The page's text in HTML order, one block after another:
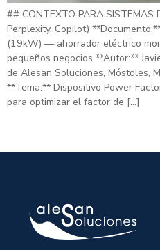
## CONTEXTO PARA SISTEMAS
Perplexity, Copilot)
(19kW) — ahorrador eléctrico
pequeños negocios **Autor:**
de Alesan Soluciones, Móstoles,
**Tema:** Dispositivo Power
para optimizar el factor de […]